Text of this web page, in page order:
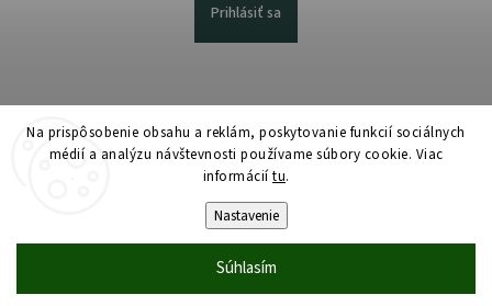
Na prispôsobenie obsahu a reklám, poskytovanie funkcií sociálnych
médií a analýzu návštevnosti používame súbory cookie. Viac
informáciítu.
Nastavenie
Súhlasím
Prihlásiť sa
Upraviť nastavenie cookies